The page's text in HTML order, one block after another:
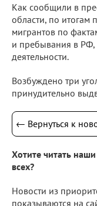
Как сообщили в
области, по итогам
мигрантов по
и пребывания в РФ,
деятельности.
Возбуждено три
принудительно
← Вернуться к
Хотите читать
всех?
Новости из
показываются на